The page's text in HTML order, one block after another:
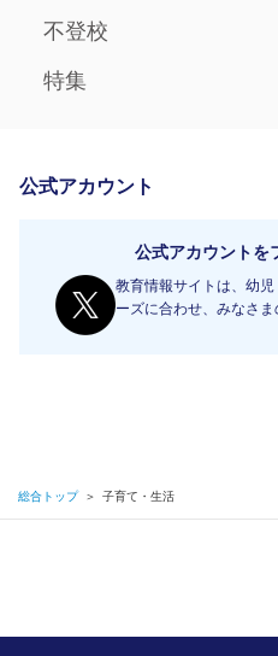
不登校
特集
公式アカウント
公式アカウントを
教育情報サイトは、幼
ーズに合わせ、みなさま
総合トップ ＞ 子育て・生活